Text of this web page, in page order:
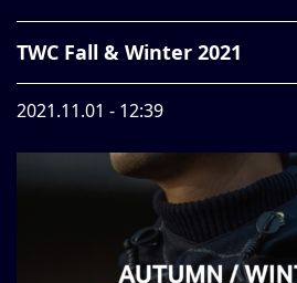
New Arrival
Pickup
Mail Order
TWC Fall & Winter 2021
2021.11.01 - 12:39